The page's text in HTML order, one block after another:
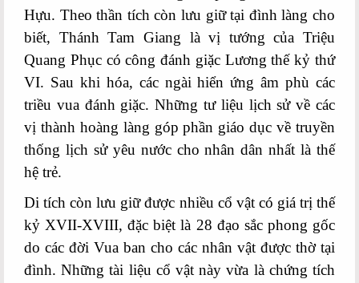
Hựu. Theo thần tích còn lưu giữ tại đình làng cho
biết, Thánh Tam Giang là vị tướng của Triệu
Quang Phục có công đánh giặc Lương thế kỷ thứ
VI. Sau khi hóa, các ngài hiển ứng âm phù các
triều vua đánh giặc. Những tư liệu lịch sử về các
vị thành hoàng làng góp phần giáo dục về truyền
thống lịch sử yêu nước cho nhân dân nhất là thế
hệ trẻ.
Di tích còn lưu giữ được nhiều cổ vật có giá trị thế
kỷ XVII-XVIII, đặc biệt là 28 đạo sắc phong gốc
do các đời Vua ban cho các nhân vật được thờ tại
đình. Những tài liệu cổ vật này vừa là chứng tích